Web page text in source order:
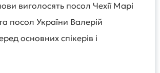
виголосять посол Чехії Марі
посол України Валерій
основних спікерів і